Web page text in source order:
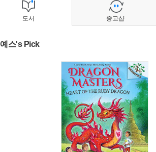
도서
예스's Pick
중고샵